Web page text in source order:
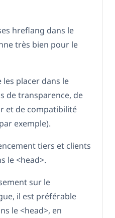
hreflang dans le
très bien pour le
placer dans le
de transparence, de
et de compatibilité
exemple).
tiers et clients
le <head>.
sur le
il est préférable
le <head>, en